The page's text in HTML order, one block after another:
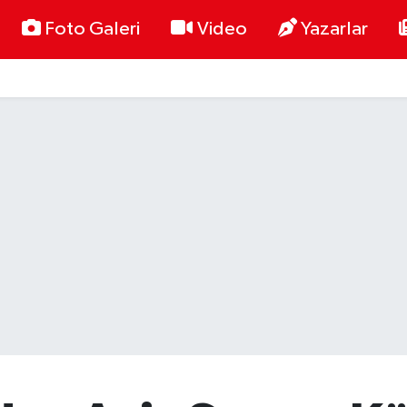
Foto Galeri Video Yazarlar